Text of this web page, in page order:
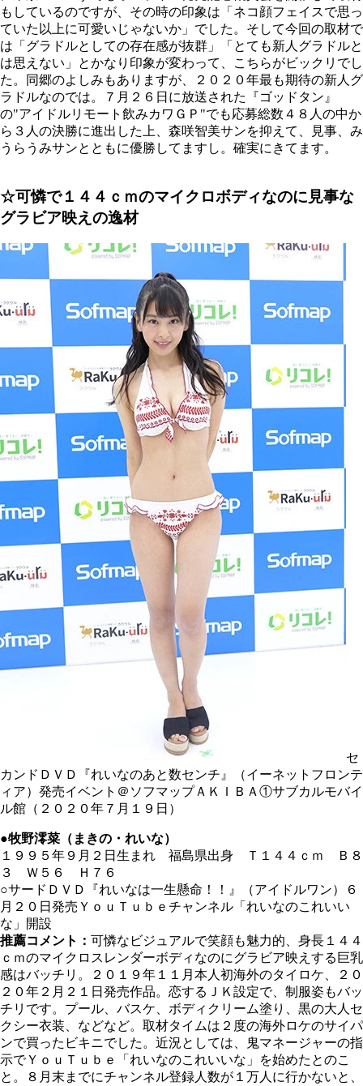
もしているのですが、その時の印象は「ネコ顔フェイスで思っ
ていた以上に可愛いじゃないか」でした。そして今回の取材で
は「グラドルとしての存在感が抜群」「とても新人グラドルと
は思えない」とかなり印象が変わって、こちらがビックリでし
た。同郷のよしみもありますが、２０２０年最も期待の新人グ
ラドルなのでは。７月２６日に放送された『ゴッドタン』
の"アイドルリモート飲みカワＧＰ"でも応募総数４８人の中か
ら３人の決勝に進出した上、森咲智美サンを抑えて、見事、み
うらうみサンとともに優勝してますし。確実にきてます。
☆可憐で１４４ｃｍのマイクロボディなのに見事な
グラビア映えの逸材
セ
カンドＤＶＤ『れいなのあと数センチ』（イーネットフロンテ
ィア）発売イベント＠ソフマップＡＫＩＢＡ①サブカルモバイ
ル館（２０２０年７月１９日）
●牧野澪菜（まきの・れいな）
１９９５年９月２日生まれ 福島県出身 Ｔ１４４ｃｍ Ｂ８
３ Ｗ５６ Ｈ７６
○サードＤＶＤ『れいなは一生懸命！！』（アイドルワン）６
月２０日発売ＹｏｕＴｕｂｅチャンネル「れいなのこれいい
な」開設
推薦コメント： 可憐なビジュアルで笑顔も魅力的、身長１４４
ｃｍのマイクロスレンダーボディなのにグラビア映えする巨乳
感はバッチリ。２０１９年１１月本人初海外のタイロケ、２０
２０年２月２１日発売作品。恋するＪＫ設定で、制服姿もバッ
チリです。プール、バスケ、ボディクリーム塗り、黒の大人セ
クシー衣装、などなど。取材タイムは２度の海外ロケのサイパ
ンで買ったビキニでした。近況としては、鬼マネージャーの指
示でＹｏｕＴｕｂｅ「れいなのこれいいな」を始めたとのこ
と。８月末までにチャンネル登録人数が１万人に行かないと、